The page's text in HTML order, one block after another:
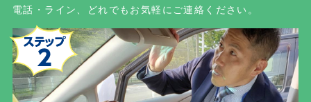
電話・ライン、どれでもお気軽にご連絡ください。